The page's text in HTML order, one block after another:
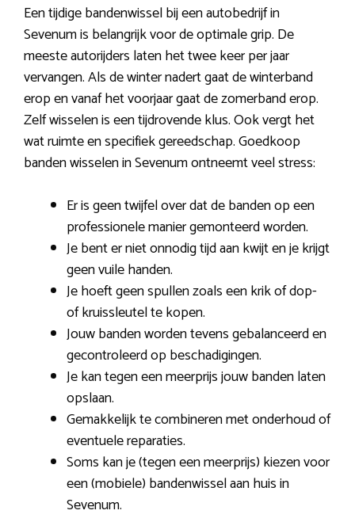
Een tijdige bandenwissel bij een autobedrijf in
Sevenum is belangrijk voor de optimale grip. De
meeste autorijders laten het twee keer per jaar
vervangen. Als de winter nadert gaat de winterband
erop en vanaf het voorjaar gaat de zomerband erop.
Zelf wisselen is een tijdrovende klus. Ook vergt het
wat ruimte en specifiek gereedschap. Goedkoop
banden wisselen in Sevenum ontneemt veel stress:
Er is geen twijfel over dat de banden op een
professionele manier gemonteerd worden.
Je bent er niet onnodig tijd aan kwijt en je krijgt
geen vuile handen.
Je hoeft geen spullen zoals een krik of dop-
of kruissleutel te kopen.
Jouw banden worden tevens gebalanceerd en
gecontroleerd op beschadigingen.
Je kan tegen een meerprijs jouw banden laten
opslaan.
Gemakkelijk te combineren met onderhoud of
eventuele reparaties.
Soms kan je (tegen een meerprijs) kiezen voor
een (mobiele) bandenwissel aan huis in
Sevenum.